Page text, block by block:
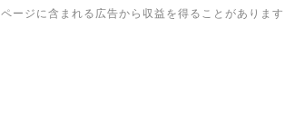
ページに含まれる広告から収益を得ることがあります